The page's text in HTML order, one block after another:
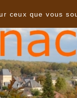
ceux que vous